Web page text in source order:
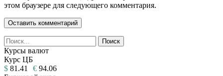
этом браузере для следующего комментария.
Курсы валют
Курс ЦБ
$ 81.41 € 94.06